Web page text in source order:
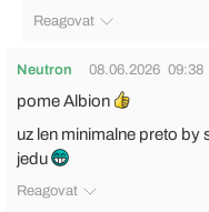
Reagovat
Neutron 08.06.2026 09:38
pome Albion
uz len minimalne preto by
jedu
Reagovat